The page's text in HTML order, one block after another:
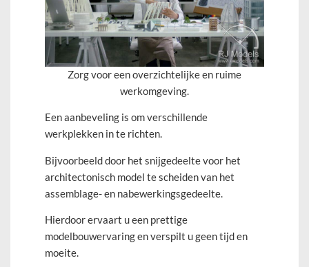
Zorg voor een overzichtelijke en ruime
werkomgeving.
Een aanbeveling is om verschillende
werkplekken in te richten.
Bijvoorbeeld door het snijgedeelte voor het
architectonisch model te scheiden van het
assemblage- en nabewerkingsgedeelte.
Hierdoor ervaart u een prettige
modelbouwervaring en verspilt u geen tijd en
moeite.